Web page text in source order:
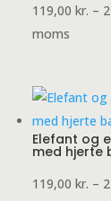
119,00kr. –
moms
Elefant og
med hjerte
119,00kr. –